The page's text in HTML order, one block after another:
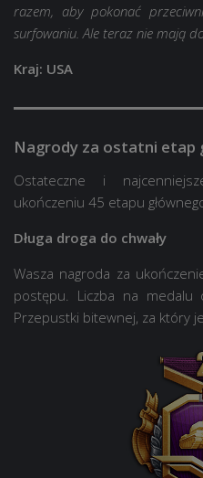
razem, aby pokonać
surfowaniu. Ale teraz nie mają
Kraj: USA
Nagrody za ostatni etap
Ostateczne i
ukończeniu 45 etapu
Długa droga do chwały
Wasza nagroda za
postępu. Liczba na medalu
Przepustki bitewnej, za który